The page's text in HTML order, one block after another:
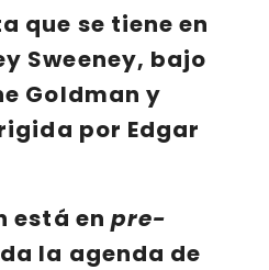
que se tiene en
Sweeney, bajo
Goldman y
por Edgar
está en pre-
la agenda de